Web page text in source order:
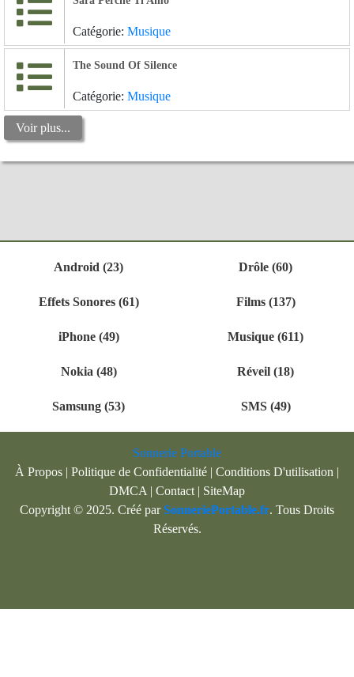
Catégorie: Musique
The Sound Of Silence
Catégorie: Musique
Voir plus...
Android (23) Drôle (60)
Effets Sonores (61) Films (137)
iPhone (49) Musique (611)
Nokia (48) Réveil (18)
Samsung (53) SMS (49)
Sonnerie Portable
À Propos | Politique de Confidentialité | Conditions D'utilisation |
DMCA | Contact | SiteMap
Copyright © 2025. Créé parSonneriePortable.fr. Tous Droits
Réservés.